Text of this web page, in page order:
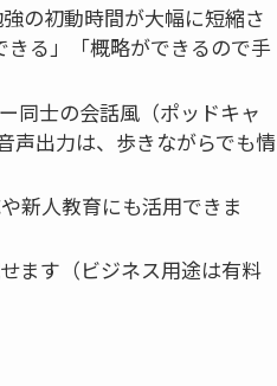
の初動時間が大幅に短縮さ
る」「概略ができるので手
同士の会話風（ポッドキャ
声出力は、歩きながらでも情
新人教育にも活用できま
ます（ビジネス用途は有料